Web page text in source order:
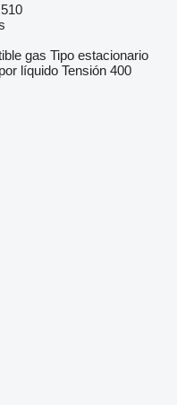
gas Tipo estacionario
líquido Tensión 400